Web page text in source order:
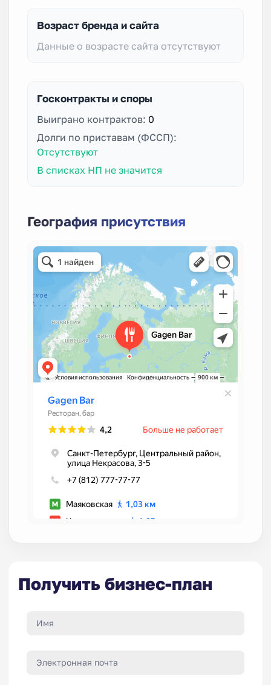
Возраст бренда и сайта
Данные о возрасте сайта отсутствуют
Госконтракты и споры
Выиграно контрактов: 0
Долги по приставам (ФССП):
Отсутствуют
В списках НП не значится
География присутствия
Получить бизнес-план